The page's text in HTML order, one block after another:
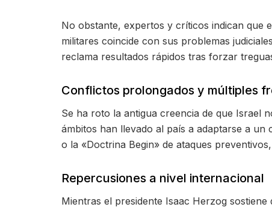
No obstante, expertos y críticos indican que
militares coincide con sus problemas
reclama resultados rápidos tras forzar
Conflictos prolongados y múltiples
Se ha roto la antigua creencia de que Israel
ámbitos han llevado al país a adaptarse a
o la «Doctrina Begin» de ataques
Repercusiones a nivel internacional
Mientras el presidente Isaac Herzog